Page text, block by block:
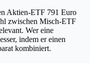
Aktien-ETF 791 Euro
zwischen Misch-ETF
Wer eine
indem er einen
kombiniert.